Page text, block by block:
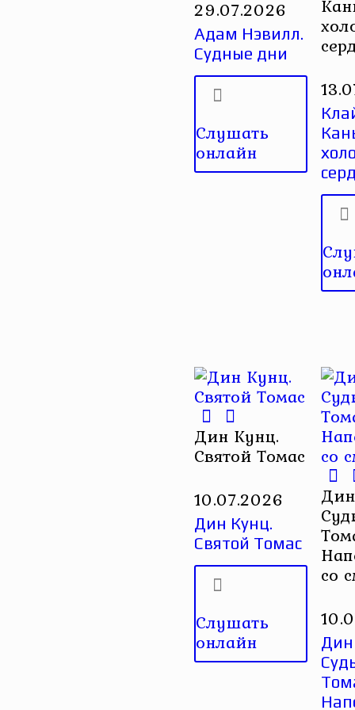
29.07.2026
Адам Нэвилл.
Судные дни
Слушать
онлайн
Дин Кунц.
Святой Томас
10.07.2026
Дин Кунц.
Святой Томас
Слушать
онлайн
со
Дин